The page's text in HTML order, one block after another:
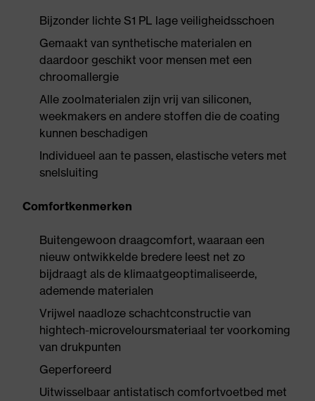
Bijzonder lichte S1 PL lage veiligheidsschoen
Gemaakt van synthetische materialen en
daardoor geschikt voor mensen met een
chroomallergie
Alle zoolmaterialen zijn vrij van siliconen,
weekmakers en andere stoffen die de coating
kunnen beschadigen
Individueel aan te passen, elastische veters met
snelsluiting
Comfortkenmerken
Buitengewoon draagcomfort, waaraan een
nieuw ontwikkelde bredere leest net zo
bijdraagt als de klimaatgeoptimaliseerde,
ademende materialen
Vrijwel naadloze schachtconstructie van
hightech-microveloursmateriaal ter voorkoming
van drukpunten
Geperforeerd
Uitwisselbaar antistatisch comfortvoetbed met